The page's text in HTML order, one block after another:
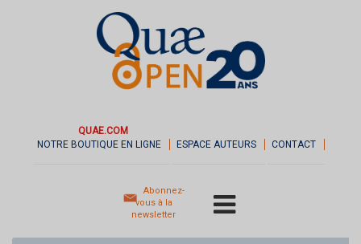
QUAE.COM
NOTRE BOUTIQUE EN LIGNE
ESPACE AUTEURS CONTACT
Abonnez-
vous à la
newsletter